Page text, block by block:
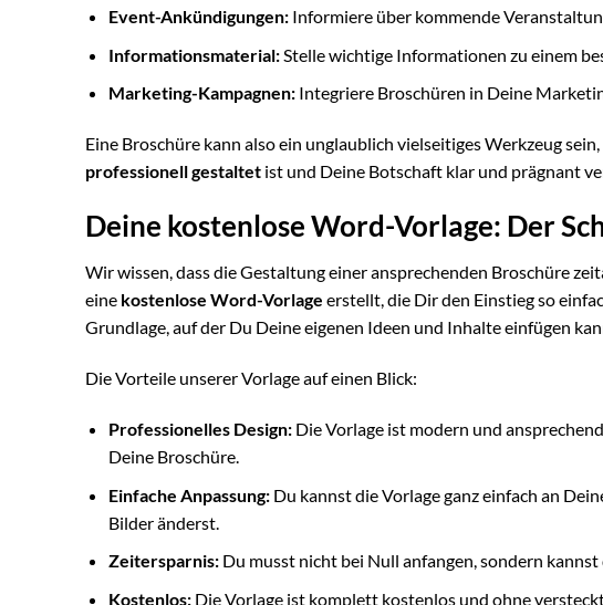
Event-Ankündigungen:Informiere über kommende
Informationsmaterial:Stelle wichtige Informationen zu einem
Marketing-Kampagnen:Integriere Broschüren in Deine
Eine Broschüre kann also ein unglaublich vielseitiges Werkzeug
professionell gestaltet ist und Deine Botschaft klar und prägnant
Deine kostenlose Word-Vorlage: Der
Wir wissen, dass die Gestaltung einer ansprechenden Broschüre
eine kostenlose Word-Vorlage erstellt, die Dir den Einstieg so
Grundlage, auf der Du Deine eigenen Ideen und Inhalte einfügen
Die Vorteile unserer Vorlage auf einen Blick:
Professionelles Design:Die Vorlage ist modern und
Deine Broschüre.
Einfache Anpassung:Du kannst die Vorlage ganz einfach an
Bilder änderst.
Zeitersparnis:Du musst nicht bei Null anfangen, sondern
Kostenlos:Die Vorlage ist komplett kostenlos und ohne